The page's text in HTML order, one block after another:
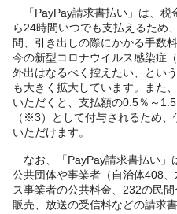
「PayPay請求書払い」は、税
ら24時間いつでも支払えるため
間、引き出しの際にかかる手数
今の新型コロナウイルス感染症
外出はなるべく控えたい、とい
も大きく拡大しています。また
いただくと、支払額の0.5％～
（※3）として付与されるため
いただけます。
なお、「PayPay請求書払い」
公共団体や事業者（自治体408
ス事業者の公共料金、232の民
販売、放送の受信料などの請求